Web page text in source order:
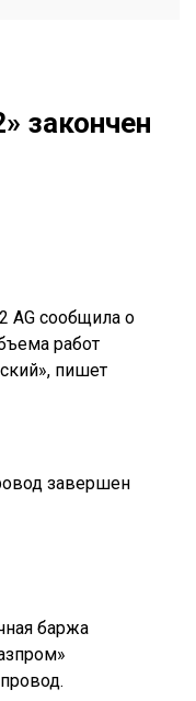
закончен
AG сообщила о
работ
пишет
завершен
баржа